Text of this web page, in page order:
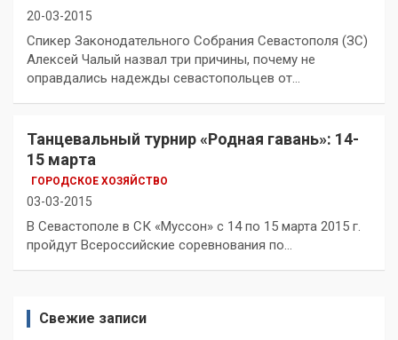
20-03-2015
Спикер Законодательного Собрания Севастополя (ЗС)
Алексей Чалый назвал три причины, почему не
оправдались надежды севастопольцев от…
Танцевальный турнир «Родная гавань»: 14-
15 марта
ГОРОДСКОЕ ХОЗЯЙСТВО
03-03-2015
В Севастополе в СК «Муссон» с 14 по 15 марта 2015 г.
пройдут Всероссийские соревнования по…
Свежие записи